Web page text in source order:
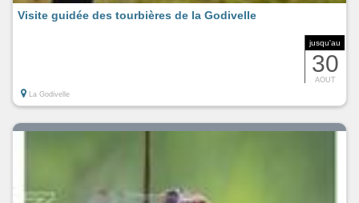
jusqu'au
30
AOUT
Visite guidée des tourbières de la Godivelle
La Godivelle